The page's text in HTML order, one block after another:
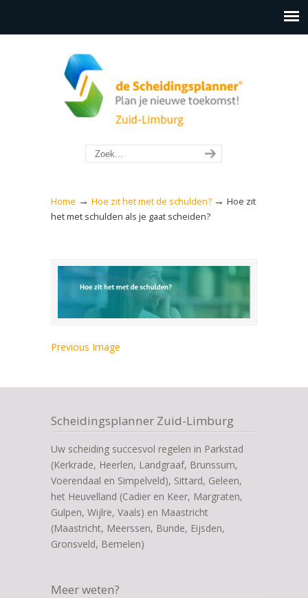
Home → Hoe zit het met de schulden? → Hoe zit
het met schulden als je gaat scheiden?
Previous Image
Scheidingsplanner Zuid-Limburg
Uw scheiding succesvol regelen in Parkstad
(Kerkrade, Heerlen, Landgraaf, Brunssum,
Voerendaal en Simpelveld), Sittard, Geleen,
het Heuvelland (Cadier en Keer, Margraten,
Gulpen, Wijlre, Vaals) en Maastricht
(Maastricht, Meerssen, Bunde, Eijsden,
Gronsveld, Bemelen)
Meer weten?